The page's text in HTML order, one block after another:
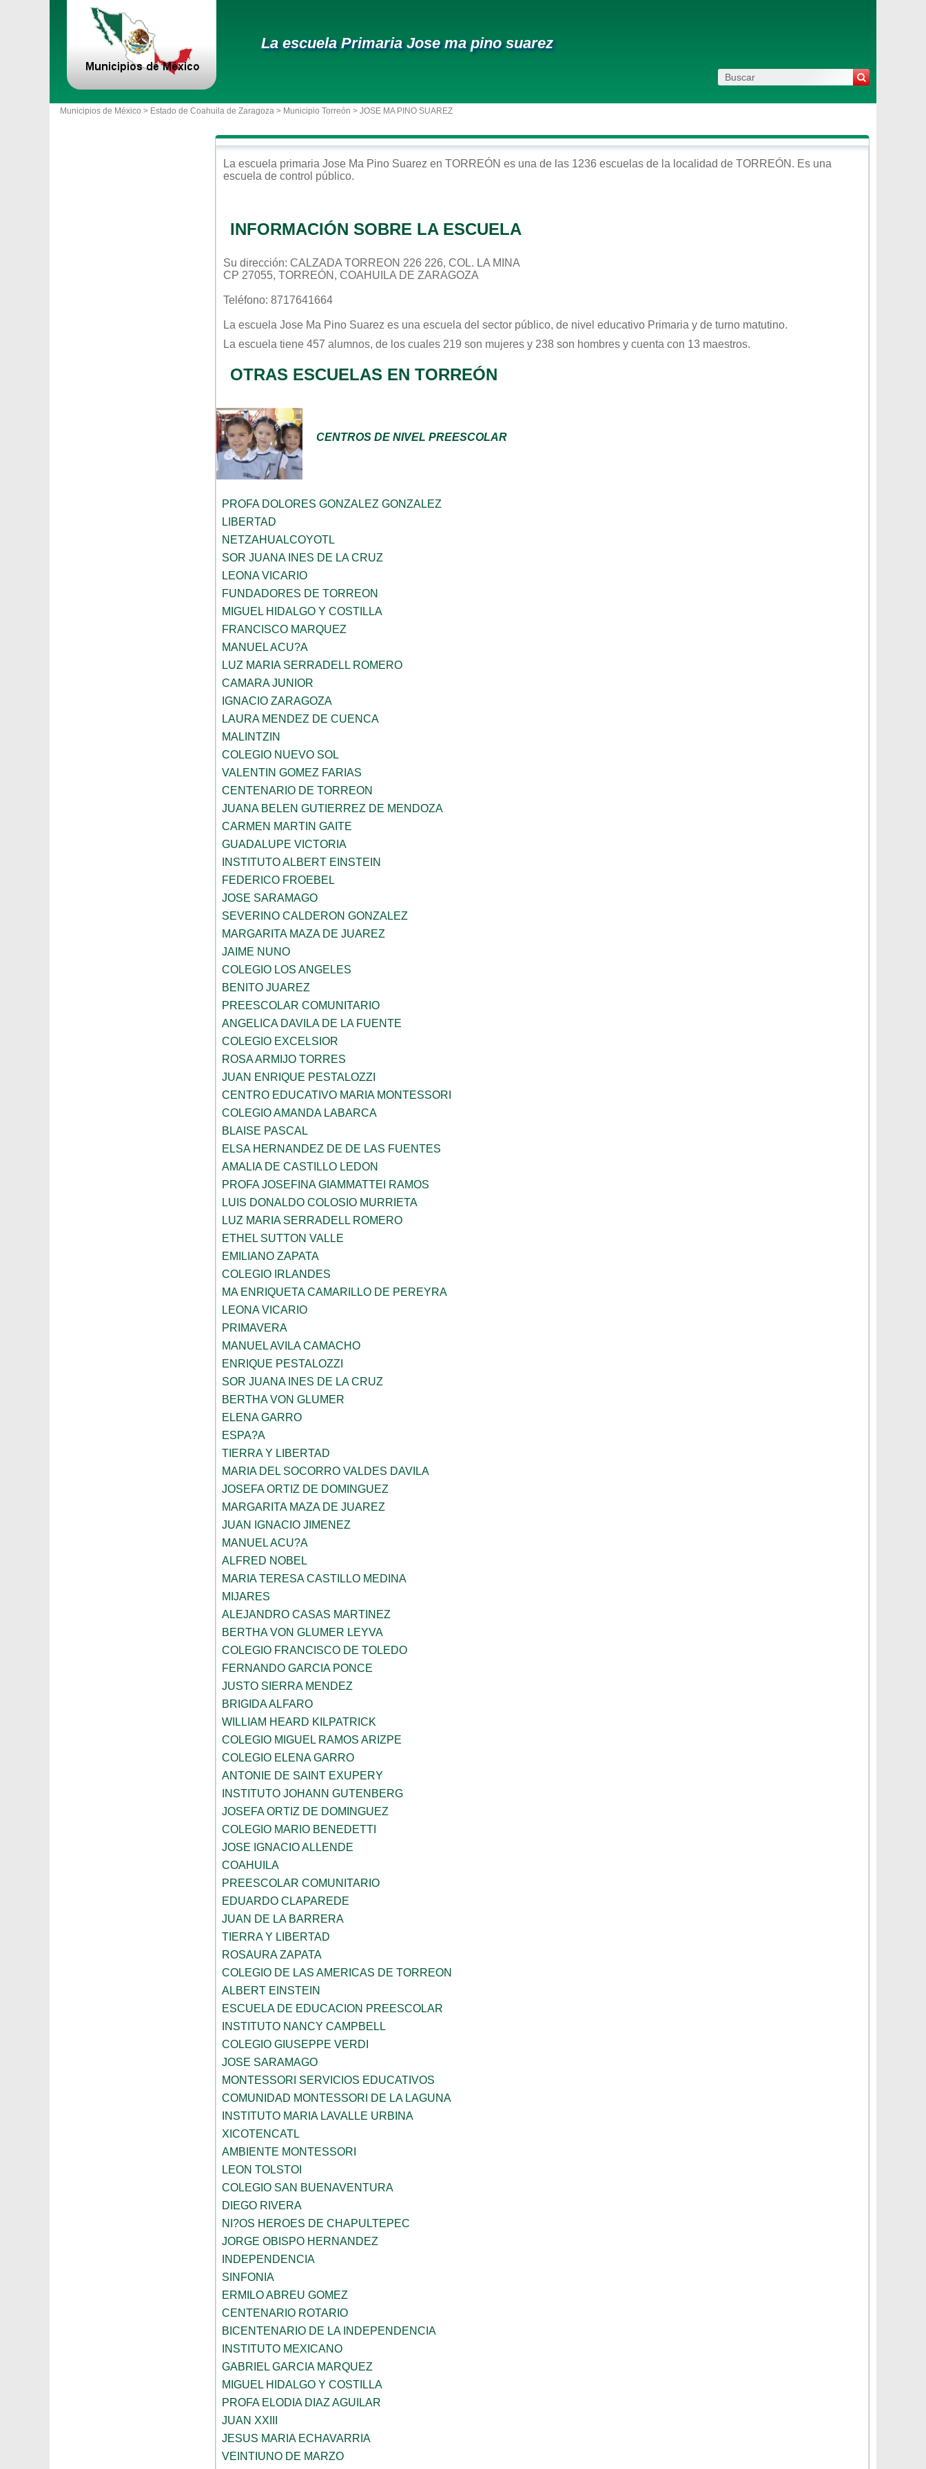
La escuela Primaria Jose ma pino suarez
Municipios de México > Estado de Coahuila de Zaragoza > Municipio Torreón > JOSE MA PINO SUAREZ
La escuela primaria Jose Ma Pino Suarez en TORREÓN es una de las 1236 escuelas de la localidad de TORREÓN . Es una
escuela de control público.
INFORMACIÓN SOBRE LA ESCUELA
Su dirección: CALZADA TORREON 226 226, COL. LA MINA
CP 27055, TORREÓN, COAHUILA DE ZARAGOZA
Teléfono: 8717641664
La escuela Jose Ma Pino Suarez es una escuela del sector público, de nivel educativo Primaria y de turno matutino.
La escuela tiene 457 alumnos, de los cuales 219 son mujeres y 238 son hombres y cuenta con 13 maestros.
OTRAS ESCUELAS EN TORREÓN
CENTROS DE NIVEL PREESCOLAR
PROFA DOLORES GONZALEZ GONZALEZ
LIBERTAD
NETZAHUALCOYOTL
SOR JUANA INES DE LA CRUZ
LEONA VICARIO
FUNDADORES DE TORREON
MIGUEL HIDALGO Y COSTILLA
FRANCISCO MARQUEZ
MANUEL ACU?A
LUZ MARIA SERRADELL ROMERO
CAMARA JUNIOR
IGNACIO ZARAGOZA
LAURA MENDEZ DE CUENCA
MALINTZIN
COLEGIO NUEVO SOL
VALENTIN GOMEZ FARIAS
CENTENARIO DE TORREON
JUANA BELEN GUTIERREZ DE MENDOZA
CARMEN MARTIN GAITE
GUADALUPE VICTORIA
INSTITUTO ALBERT EINSTEIN
FEDERICO FROEBEL
JOSE SARAMAGO
SEVERINO CALDERON GONZALEZ
MARGARITA MAZA DE JUAREZ
JAIME NUNO
COLEGIO LOS ANGELES
BENITO JUAREZ
PREESCOLAR COMUNITARIO
ANGELICA DAVILA DE LA FUENTE
COLEGIO EXCELSIOR
ROSA ARMIJO TORRES
JUAN ENRIQUE PESTALOZZI
CENTRO EDUCATIVO MARIA MONTESSORI
COLEGIO AMANDA LABARCA
BLAISE PASCAL
ELSA HERNANDEZ DE DE LAS FUENTES
AMALIA DE CASTILLO LEDON
PROFA JOSEFINA GIAMMATTEI RAMOS
LUIS DONALDO COLOSIO MURRIETA
LUZ MARIA SERRADELL ROMERO
ETHEL SUTTON VALLE
EMILIANO ZAPATA
COLEGIO IRLANDES
MA ENRIQUETA CAMARILLO DE PEREYRA
LEONA VICARIO
PRIMAVERA
MANUEL AVILA CAMACHO
ENRIQUE PESTALOZZI
SOR JUANA INES DE LA CRUZ
BERTHA VON GLUMER
ELENA GARRO
ESPA?A
TIERRA Y LIBERTAD
MARIA DEL SOCORRO VALDES DAVILA
JOSEFA ORTIZ DE DOMINGUEZ
MARGARITA MAZA DE JUAREZ
JUAN IGNACIO JIMENEZ
MANUEL ACU?A
ALFRED NOBEL
MARIA TERESA CASTILLO MEDINA
MIJARES
ALEJANDRO CASAS MARTINEZ
BERTHA VON GLUMER LEYVA
COLEGIO FRANCISCO DE TOLEDO
FERNANDO GARCIA PONCE
JUSTO SIERRA MENDEZ
BRIGIDA ALFARO
WILLIAM HEARD KILPATRICK
COLEGIO MIGUEL RAMOS ARIZPE
COLEGIO ELENA GARRO
ANTONIE DE SAINT EXUPERY
INSTITUTO JOHANN GUTENBERG
JOSEFA ORTIZ DE DOMINGUEZ
COLEGIO MARIO BENEDETTI
JOSE IGNACIO ALLENDE
COAHUILA
PREESCOLAR COMUNITARIO
EDUARDO CLAPAREDE
JUAN DE LA BARRERA
TIERRA Y LIBERTAD
ROSAURA ZAPATA
COLEGIO DE LAS AMERICAS DE TORREON
ALBERT EINSTEIN
ESCUELA DE EDUCACION PREESCOLAR
INSTITUTO NANCY CAMPBELL
COLEGIO GIUSEPPE VERDI
JOSE SARAMAGO
MONTESSORI SERVICIOS EDUCATIVOS
COMUNIDAD MONTESSORI DE LA LAGUNA
INSTITUTO MARIA LAVALLE URBINA
XICOTENCATL
AMBIENTE MONTESSORI
LEON TOLSTOI
COLEGIO SAN BUENAVENTURA
DIEGO RIVERA
NI?OS HEROES DE CHAPULTEPEC
JORGE OBISPO HERNANDEZ
INDEPENDENCIA
SINFONIA
ERMILO ABREU GOMEZ
CENTENARIO ROTARIO
BICENTENARIO DE LA INDEPENDENCIA
INSTITUTO MEXICANO
GABRIEL GARCIA MARQUEZ
MIGUEL HIDALGO Y COSTILLA
PROFA ELODIA DIAZ AGUILAR
JUAN XXIII
JESUS MARIA ECHAVARRIA
VEINTIUNO DE MARZO